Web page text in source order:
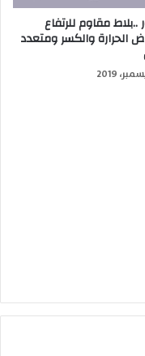
..بلاط مقاوم للرتفاع
الحرارة والكسر ومتعدد